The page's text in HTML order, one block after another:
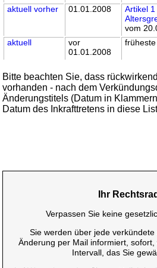
aktuell vorher 01.01.2008
Artikel 1
vom
aktuell
vor
01.01.2008
Bitte beachten Sie, dass
vorhanden - nach dem
Änderungstitels (Datum in
Datum des Inkrafttretens in diese
Ihr
Verpassen Sie keine
Sie werden über jede
Änderung per Mail informiert,
Intervall, das Sie